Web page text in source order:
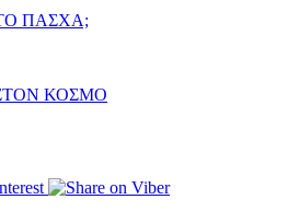
ΠΑΣΧΑ;
ΚΟΣΜΟ